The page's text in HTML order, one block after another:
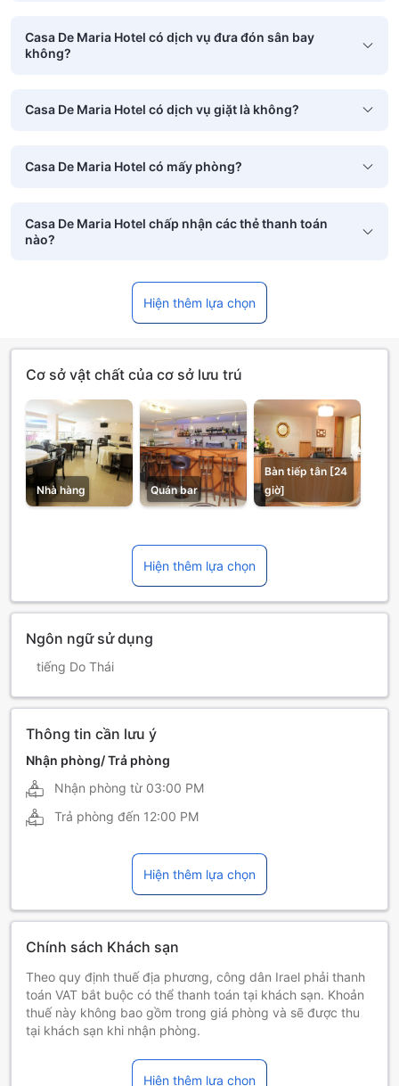
Casa De Maria Hotel có dịch vụ đưa đón sân bay
không?
Casa De Maria Hotel có dịch vụ giặt là không?
Casa De Maria Hotel có mấy phòng?
Casa De Maria Hotel chấp nhận các thẻ thanh toán
nào?
Hiện thêm lựa chọn
Cơ sở vật chất của cơ sở lưu trú
Nhà hàng Quán bar
Bàn tiếp tân [24
giờ]
Hiện thêm lựa chọn
Ngôn ngữ sử dụng
tiếng Do Thái
Thông tin cần lưu ý
Nhận phòng/ Trả phòng
Nhận phòng từ 03:00 PM
Trả phòng đến 12:00 PM
Hiện thêm lựa chọn
Chính sách Khách sạn
Theo quy định thuế địa phương, công dân Irael phải thanh
toán VAT bắt buộc có thể thanh toán tại khách sạn. Khoản
thuế này không bao gồm trong giá phòng và sẽ được thu
tại khách sạn khi nhận phòng.
Trẻ sơ sinh 0-3 tuổi [bao gồm cả bé 3 tuổi]
Hiện thêm lựa chọn